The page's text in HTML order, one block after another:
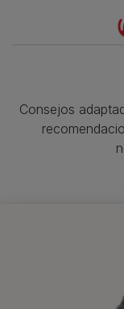
Consejos
Veterinarios,
Promociones,